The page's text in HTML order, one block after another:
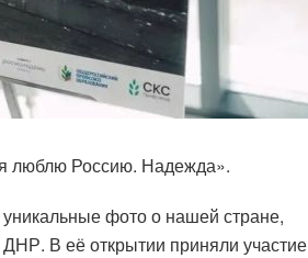
люблю Россию. Надежда».
фото о нашей стране,
В её открытии приняли участие